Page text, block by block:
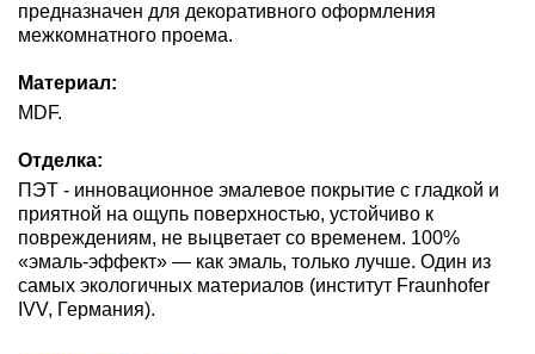
предназначен для декоративного оформления
межкомнатного проема.
Материал:
MDF.
Отделка:
ПЭТ - инновационное эмалевое покрытие c гладкой и
приятной на ощупь поверхностью, устойчиво к
повреждениям, не выцветает со временем. 100%
«эмаль-эффект» — как эмаль, только лучше. Один из
самых экологичных материалов (институт Fraunhofer
IVV, Германия).